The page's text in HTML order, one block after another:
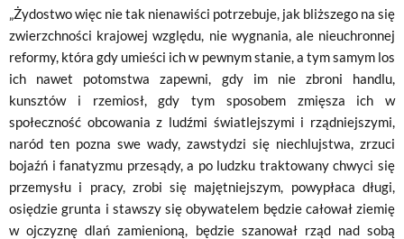
„Ży­dostwo więc nie tak nienawiści potrzebuje, jak bliższego na się
zwierzchności krajowej względu, nie wygnania, ale nieuchronnej
reformy, która gdy umieści ich w pewnym stanie, a tym samym los
ich nawet potomstwa zapewni, gdy im nie zbroni handlu,
kunsztów i rzemiosł, gdy tym sposobem zmięsza ich w
społeczność obcowania z ludźmi światlejszymi i rządniejszymi,
naród ten pozna swe wady, zawstydzi się niechlujstwa, zrzuci
bojaźń i fanatyzmu prze­sądy, a po ludzku traktowany chwyci się
przemysłu i pracy, zrobi się majęt­niejszym, powypłaca długi,
osiędzie grunta i stawszy się obywatelem będzie całował ziemię
w ojczyznę dlań zamienioną, będzie szanował rząd nad sobą